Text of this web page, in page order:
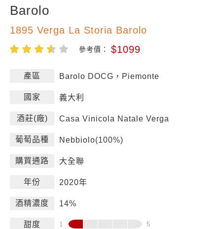
Barolo
1895 Verga La Storia Barolo
參考價： $1099
產區 Barolo DOCG，Piemonte
國家 義大利
酒莊(廠) Casa Vinicola Natale Verga
葡萄品種 Nebbiolo(100%)
購買通路 大全聯
年份 2020年
酒精濃度 14%
甜度